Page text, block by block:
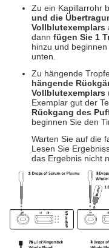
Zu ein Kapillarrohr
und die
Vollblutexemplars
dann fügen Sie 1
hinzu und
unten.
Zu hängende
hängende
Vollblutexemplars
Exemplar gut der
Rückgang des
beginnen Sie den
Warten Sie auf die
Lesen Sie
das Ergebnis nicht